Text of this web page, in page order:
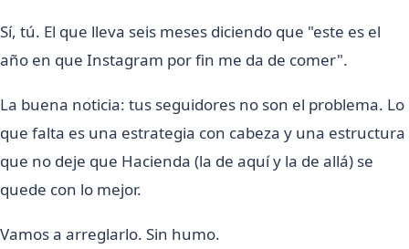
Sí, tú. El que lleva seis meses diciendo que "este es el
año en que Instagram por fin me da de comer".
La buena noticia: tus seguidores no son el problema. Lo
que falta es una estrategia con cabeza y una estructura
que no deje que Hacienda (la de aquí y la de allá) se
quede con lo mejor.
Vamos a arreglarlo. Sin humo.